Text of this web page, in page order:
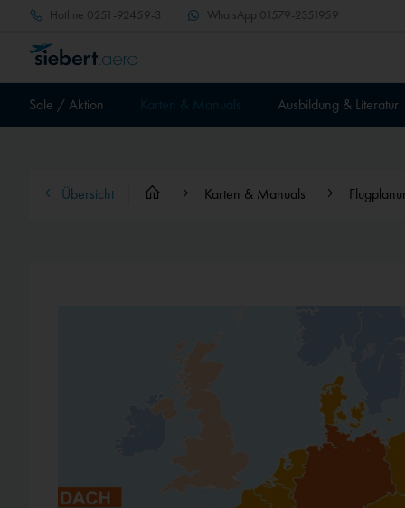
Hotline 0251-92459-3 WhatsApp 01579-2351959
Sale / Aktion Ausbildung & Literatur
Übersicht Karten & Manuals